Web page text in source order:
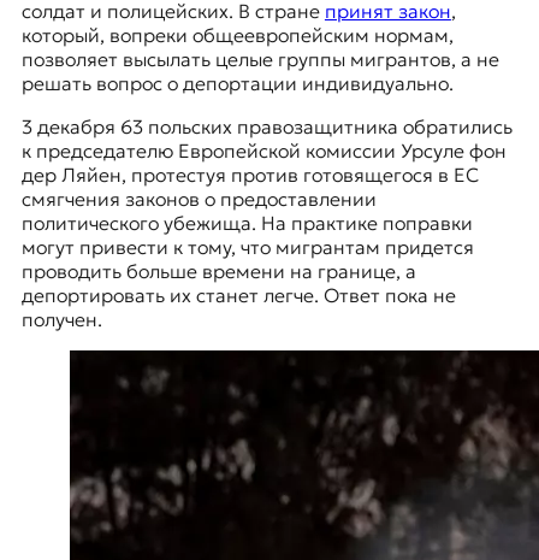
солдат и полицейских. В стране принят закон,
который, вопреки общеевропейским нормам,
позволяет высылать целые группы мигрантов, а не
решать вопрос о депортации индивидуально.
3 декабря 63 польских правозащитника обратились
к председателю Европейской комиссии Урсуле фон
дер Ляйен, протестуя против готовящегося в ЕС
смягчения законов о предоставлении
политического убежища. На практике поправки
могут привести к тому, что мигрантам придется
проводить больше времени на границе, а
депортировать их станет легче. Ответ пока не
получен.